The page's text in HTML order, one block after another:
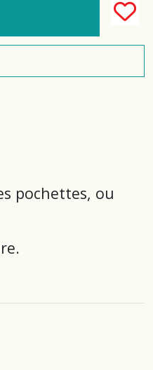
pochettes, ou